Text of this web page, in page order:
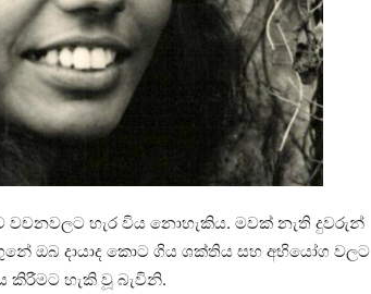
වචනවලට හැර විය නොහැකිය. මවක් නැති දුවරුන්
ඔබ දායාද කොට ගිය ශක්තිය සහ අභියෝග වලට
කිරීමට හැකි වූ බැවිනි.